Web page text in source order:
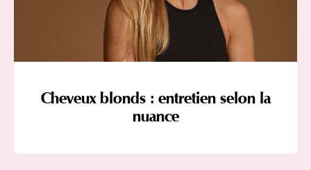
Cheveux blonds : entretien selon la
nuance